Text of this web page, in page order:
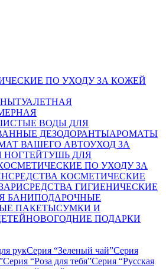
ПО УХОДУ ЗА КОЖЕЙ
ТУАЛЕТНАЯ
ВОДЫ ДЛЯ
ДЕЗОДОРАНТЫАРОМАТЫ
ВАШЕГО АВТОУХОД ЗА
НОГТЕЙТУШЬ ДЛЯ
ПО УХОДУ ЗА
СРЕДСТВА КОСМЕТИЧЕСКИЕ
СРЕДСТВА ГИГИЕНИЧЕСКИЕ
БАНИПОДАРОЧНЫЕ
ПАКЕТЫСУМКИ И
НОВОГОДНИЕ ПОДАРКИ
рукСерия “Зеленый чай”Серия
Серия “Роза для тебя”Серия “Русская